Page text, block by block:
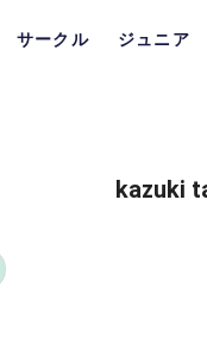
サークル ジュニア
kazuki